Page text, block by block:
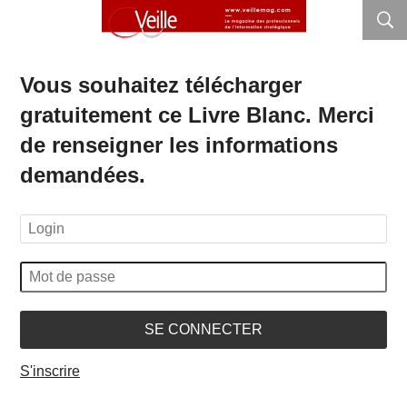
Vous souhaitez télécharger
gratuitement ce Livre Blanc. Merci
de renseigner les informations
demandées.
SE CONNECTER
S'inscrire